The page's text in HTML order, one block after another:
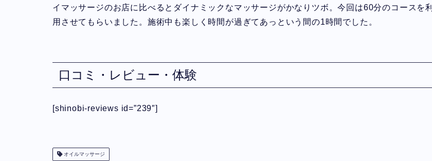
イマッサージのお店に比べるとダイナミックなマッサージがかなりツボ。今回は60分のコースを利
用させてもらいました。施術中も楽しく時間が過ぎてあっという間の1時間でした。
口コミ・レビュー・体験
[shinobi-reviews id=”239″]
オイルマッサージ